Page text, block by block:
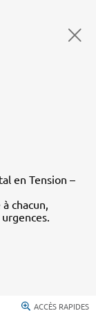
en Tension –
chacun,
ACCÈS RAPIDES